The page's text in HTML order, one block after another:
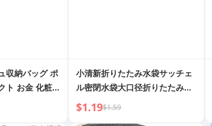
収納バッグ ポ
ト お金 化粧品
カード収納整
小清新折りたたみ水袋サッチェ
ル密閉水袋大口径折りたたみ水
袋アウトドアバケットポータブ
ルベルト
$1.19$1.59